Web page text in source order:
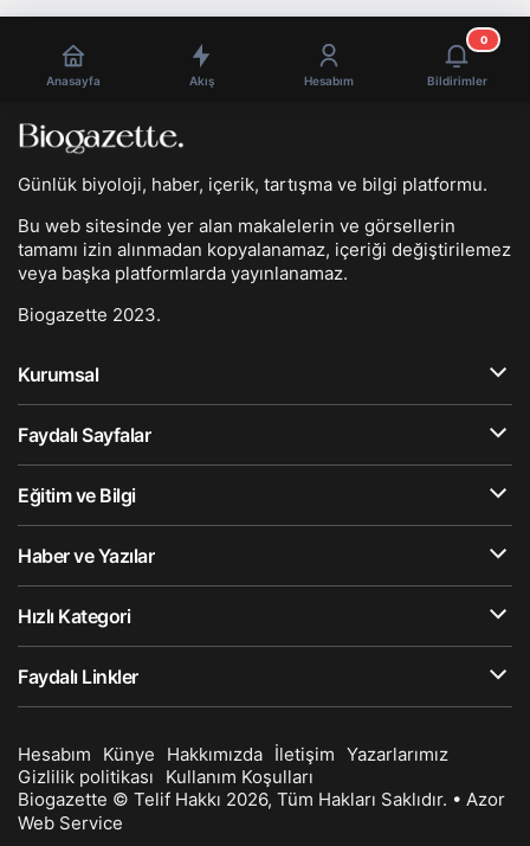
Anasayfa Akış Hesabım Bildirimler
0
Günlük biyoloji, haber, içerik, tartışma ve bilgi platformu.
Bu web sitesinde yer alan makalelerin ve görsellerin
tamamı izin alınmadan kopyalanamaz, içeriği değiştirilemez
veya başka platformlarda yayınlanamaz.
Biogazette 2023.
Kurumsal
Faydalı Sayfalar
Eğitim ve Bilgi
Haber ve Yazılar
Hızlı Kategori
Faydalı Linkler
Hesabım Künye Hakkımızda İletişim Yazarlarımız
Gizlilik politikası
Kullanım Koşulları
Biogazette © Telif Hakkı 2026, Tüm Hakları Saklıdır. • Azor
Web Service